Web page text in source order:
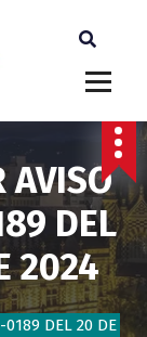
AVISO
DEL
2024
0189 DEL 20 DE